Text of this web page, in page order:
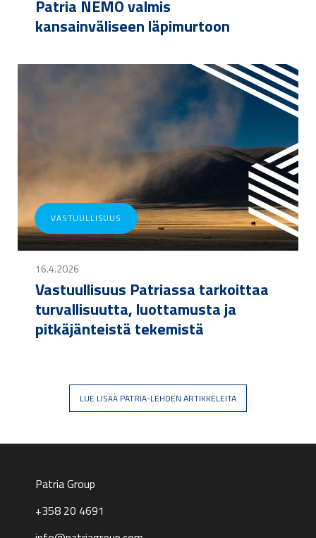
Patria NEMO valmis
kansainväliseen läpimurtoon
VASTUULLISUUS
16.4.2026
Vastuullisuus Patriassa tarkoittaa
turvallisuutta, luottamusta ja
pitkäjänteistä tekemistä
LUE LISÄÄ PATRIA-LEHDEN ARTIKKELEITA
Patria Group
+358 20 4691